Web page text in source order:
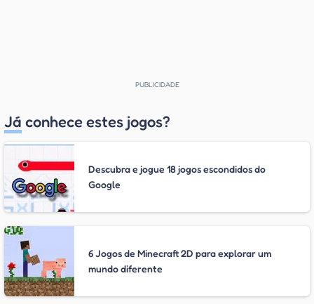
Já conhece estes jogos?
Descubra e jogue 18 jogos escondidos do
Google
6 Jogos de Minecraft 2D para explorar um
mundo diferente